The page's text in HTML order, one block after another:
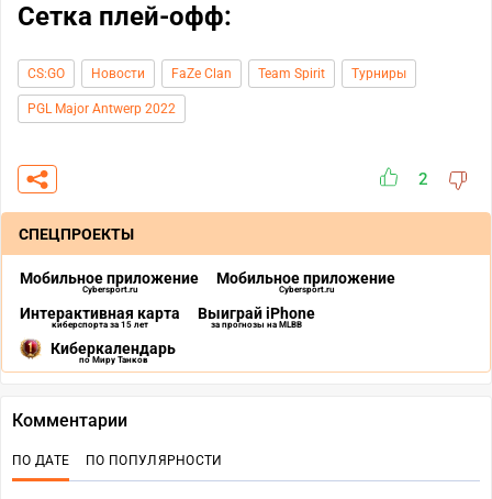
Сетка плей-офф:
CS:GO Новости FaZe Clan Team Spirit Турниры
PGL Major Antwerp 2022
2
СПЕЦПРОЕКТЫ
Мобильное приложение
Cybersport.ru
Мобильное приложение
Cybersport.ru
Интерактивная карта
киберспорта за 15 лет
Выиграй iPhone
за прогнозы на MLBB
Киберкалендарь
по Миру Танков
Комментарии
ПО ДАТЕ ПО ПОПУЛЯРНОСТИ